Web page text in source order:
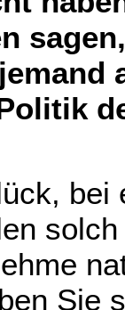
bei
Sie